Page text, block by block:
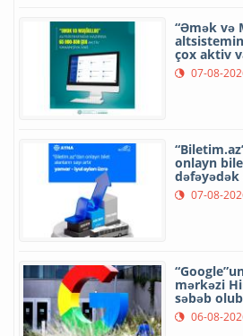
“Əmək və
çox aktiv
07-08-
onlayn
dəfəyədək
07-08-
mərkəzi
səbəb olub
06-08-